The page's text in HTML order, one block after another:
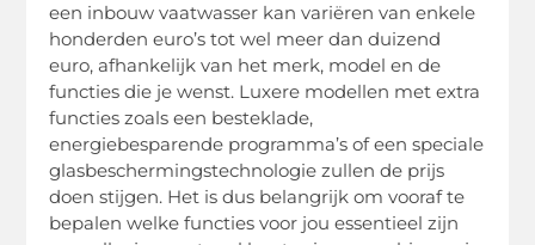
een inbouw vaatwasser kan variëren van enkele
honderden euro’s tot wel meer dan duizend
euro, afhankelijk van het merk, model en de
functies die je wenst. Luxere modellen met extra
functies zoals een besteklade,
energiebesparende programma’s of een speciale
glasbeschermingstechnologie zullen de prijs
doen stijgen. Het is dus belangrijk om vooraf te
bepalen welke functies voor jou essentieel zijn